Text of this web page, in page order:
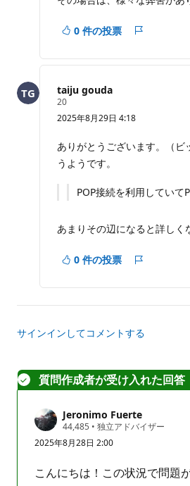
0 件の投票
ー
taiju gouda
20評
の
イ
ン
ト
2025年8月29日 4:18
ありがとうございます。（
うようです。
POP接続を利用してい
あまりその辺になると詳し
0 件の投票
レ
ト
サインインしてコメントする
質問作成者が受け入れた回答
Jeronimo Fuerte
44,485 評
価
の
イ
ン
• 独立アドバイザー
2025年8月28日 2:00
こんにちは！この状況で問題